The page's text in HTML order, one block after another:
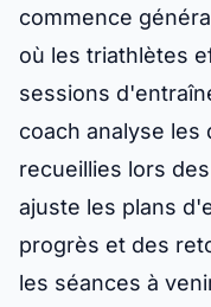
commence
où les triathlètes
sessions
coach analyse
recueillies lors
ajuste les plans
progrès et des
les séances à